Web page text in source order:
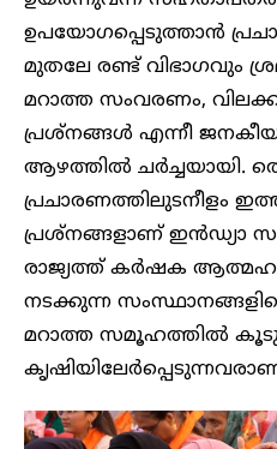
ഉപയോ​ഗപ്പെടുത്താൻ
മുതലേ രണ്ട് വിഭാ​ഗവും
മറാത്ത സംവരണം,
പ്രശ്നങ്ങൾ എന്നീ
ആഴത്തിൽ ചർച്ചയായി.
പ്രചാരണത്തിലുടനീളം
പ്രശ്നങ്ങളാണ് ഇൻഡ്യാ
രാജ്യത്ത് കർഷക
നടക്കുന്ന
മറാത്ത സമൂഹത്തിൽ